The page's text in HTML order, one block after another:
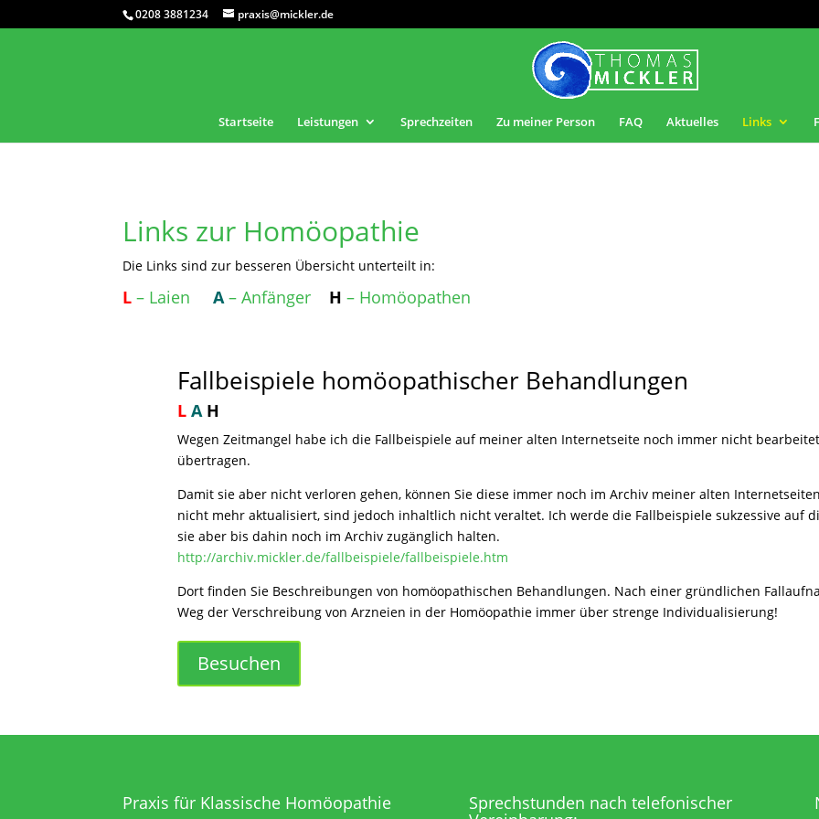
0208 3881234‬ praxis@mickler.de
Startseite Leistungen Sprechzeiten Zu meiner Person FAQ Aktuelles Links
Links zur Homöopathie
Die Links sind zur besseren Übersicht unterteilt in:
L – Laien A – Anfänger H – Homöopathen
Fallbeispiele homöopathischer Behandlungen
L A H
Wegen Zeitmangel habe ich die Fallbeispiele auf meiner alten Internetseite noch immer nicht
übertragen.
Damit sie aber nicht verloren gehen, können Sie diese immer noch im Archiv meiner alten
nicht mehr aktualisiert, sind jedoch inhaltlich nicht veraltet. Ich werde die Fallbeispiele sukzessive auf
sie aber bis dahin noch im Archiv zugänglich halten.
http://archiv.mickler.de/fallbeispiele/fallbeispiele.htm
Dort finden Sie Beschreibungen von homöopathischen Behandlungen. Nach einer gründlichen
Weg der Verschreibung von Arzneien in der Homöopathie immer über strenge Individualisierung!
Besuchen
Praxis für Klassische Homöopathie Sprechstunden nach telefonischer